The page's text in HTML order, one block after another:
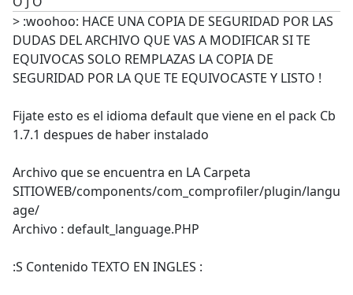
> :woohoo: HACE UNA COPIA DE SEGURIDAD POR LAS
DUDAS DEL ARCHIVO QUE VAS A MODIFICAR SI TE
EQUIVOCAS SOLO REMPLAZAS LA COPIA DE
SEGURIDAD POR LA QUE TE EQUIVOCASTE Y LISTO !
Fijate esto es el idioma default que viene en el pack Cb
1.7.1 despues de haber instalado
Archivo que se encuentra en LA Carpeta
SITIOWEB/components/com_comprofiler/plugin/langu
age/
Archivo : default_language.PHP
:S Contenido TEXTO EN INGLES :